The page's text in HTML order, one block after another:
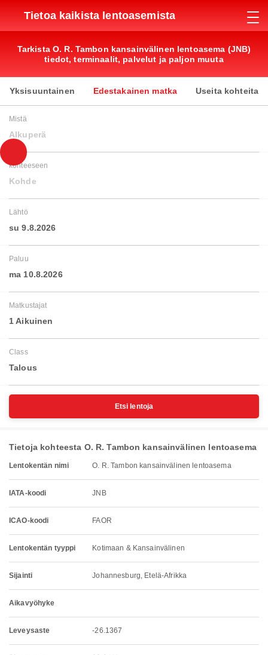
Tietoa kaikista lentoasemista
Tarkista O. R. Tambon kansainvälinen lentoasema (JNB)
tiedot, terminaalit, palvelut ja paljon muuta
Yksisuuntainen Edestakainen matka Useita kohteita
Mistä
Alkuperä
kohteeseen
Kohde
Lähtö
su 9.8.2026
Paluu
ma 10.8.2026
Matkustajat
1 Aikuinen
Class
Talous
Etsi lentoja
Tietoja kohteesta O. R. Tambon kansainvälinen lentoasema
Lentokentän nimi O. R. Tambon kansainvälinen lentoasema
IATA-koodi JNB
ICAO-koodi FAOR
Lentokentän tyyppi Kotimaan & Kansainvälinen
Sijainti Johannesburg, Etelä-Afrikka
Aikavyöhyke
Leveysaste -26.1367